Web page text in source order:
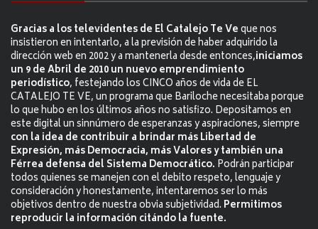
Gracias a los televidentes de El Catalejo Te Veque nos
insistieron en intentarlo, a la previsión de haber adquirido la
dirección web en 2002 y a mantenerla desde entonces,iniciamos
un 9 de Abril de 2010 un nuevo emprendimiento
periodístico, festejando los CINCO años de vida de EL
CATALEJO TE VE, un programa que Bariloche necesitaba porque
lo que hubo en los últimos años no satisfizo. Depositamos en
este digital un sinnúmero de esperanzas y aspiraciones, siempre
con la idea de contribuir a brindar más Libertad de
Expresión, más Democracia, más Valores y también una
Férrea defensa del Sistema Democrático. Podrán participar
todos quienes se manejen con el debito respeto, lenguaje y
consideración y honestamente, intentaremos ser lo más
objetivos dentro de nuestra obvia subjetividad. Permitimos
reproducir la información citándo la fuente.